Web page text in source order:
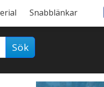
Snabblänkar
Sök